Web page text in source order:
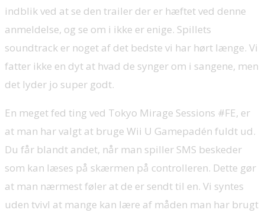
indblik ved at se den trailer der er hæftet ved denne
anmeldelse, og se om i ikke er enige. Spillets
soundtrack er noget af det bedste vi har hørt længe. Vi
fatter ikke en dyt at hvad de synger om i sangene, men
det lyder jo super godt.
En meget fed ting ved Tokyo Mirage Sessions #FE, er
at man har valgt at bruge Wii U Gamepadén fuldt ud.
Du får blandt andet, når man spiller SMS beskeder
som kan læses på skærmen på controlleren. Dette gør
at man nærmest føler at de er sendt til en. Vi syntes
uden tvivl at mange kan lære af måden man har brugt